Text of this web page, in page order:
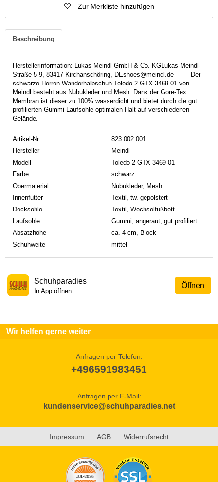
Zur Merkliste hinzufügen
Beschreibung
Herstellerinformation: Lukas Meindl GmbH & Co. KGLukas-Meindl-
Straße 5-9, 83417 Kirchanschöring, DEshoes@meindl.de_____Der
schwarze Herren-Wanderhalbschuh Toledo 2 GTX 3469-01 von
Meindl besteht aus Nubukleder und Mesh. Dank der Gore-Tex
Membran ist dieser zu 100% wasserdicht und bietet durch die gut
profilierten Gummi-Laufsohle optimalen Halt auf verschiedenen
Gelände.
Artikel-Nr.
823 002 001
Hersteller
Meindl
Modell
Toledo 2 GTX 3469-01
Farbe
schwarz
Obermaterial
Nubukleder, Mesh
Innenfutter
Textil, tw. gepolstert
Decksohle
Textil, Wechselfußbett
Laufsohle
Gummi, angeraut, gut profiliert
Absatzhöhe
ca. 4 cm, Block
Schuhweite
mittel
Öffnen
Schuhparadies
In App öffnen
Wir helfen gerne weiter
Anfragen per Telefon:
+496591983451
Anfragen per E-Mail:
kundenservice@schuhparadies.net
Impressum AGB Widerrufsrecht